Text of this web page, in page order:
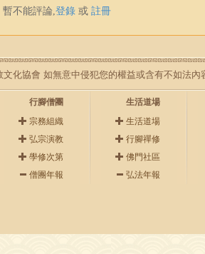
不能評論,登錄 或 註冊
化協會 如無意中侵犯您的權益或含有不如法內
行腳僧團
宗務組織
弘宗演教
學修次第
僧團年報
生活道場
生活道場
行腳禪修
佛門社區
弘法年報